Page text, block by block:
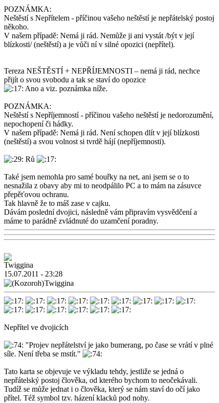
POZNÁMKA:
Neštěstí s Nepřítelem - příčinou vašeho neštěstí je nepřátelský postoj
někoho.
V našem případě: Nemá ji rád. Nemůže ji ani vystát /být v její
blízkosti/ (neštěstí) a je vůči ní v silné opozici (nepřítel).
Tereza NEŠTĚSTÍ + NEPŘÍJEMNOSTI – nemá ji rád, nechce
přijít o svou svobodu a tak se staví do opozice
Ano a viz. poznámka níže.
POZNÁMKA:
Neštěstí s Nepříjemností - příčinou vašeho neštěstí je nedorozumění,
nepochopení či hádky.
V našem případě: Nemá ji rád. Není schopen dlít v její blízkosti
(neštěstí) a svou volnost si tvrdě hájí (nepříjemnosti).
Rů
Také jsem nemohla pro samé bouřky na net, ani jsem se o to
nesnažila z obavy aby mi to neodpálilo PC a to mám na zásuvce
přepěťovou ochranu.
Tak hlavně že to máš zase v cajku.
Dávám poslední dvojici, následně vám připravím vysvědčení a
máme to parádně zvládnuté do uzamčení poradny.
15.07.2011 - 23:28
Twiggina
Nepřítel ve dvojicích
"Projev nepřátelství je jako bumerang, po čase se vrátí v plné
síle. Není třeba se mstít."
Tato karta se objevuje ve výkladu tehdy, jestliže se jedná o
nepřátelský postoj člověka, od kterého bychom to neočekávali.
Tudíž se může jednat i o člověka, který se nám staví do očí jako
přítel. Též symbol tzv. házení klacků pod nohy.